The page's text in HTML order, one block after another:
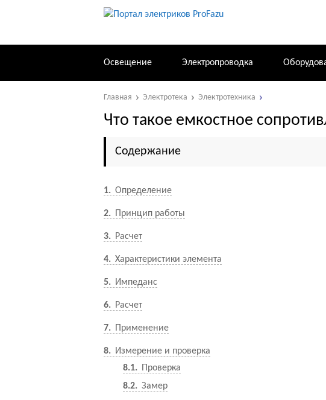
Освещение Электропроводка
Главная Электротека Электротехника
Что такое емкостное
Содержание
1 Определение
2 Принцип работы
3 Расчет
4 Характеристики элемента
5 Импеданс
6 Расчет
7 Применение
8
Измерение и проверка
8.1
Проверка
8.2
Замер